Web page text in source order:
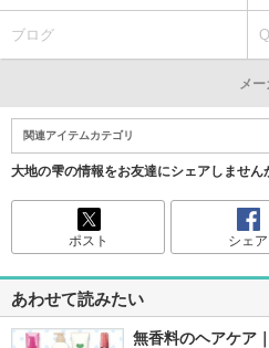
ブログ
メー
関連アイテムカテゴリ
大地の雫の情報をお友達にシェアしません
ポスト シェア
あわせて読みたい
無香料のヘアケア